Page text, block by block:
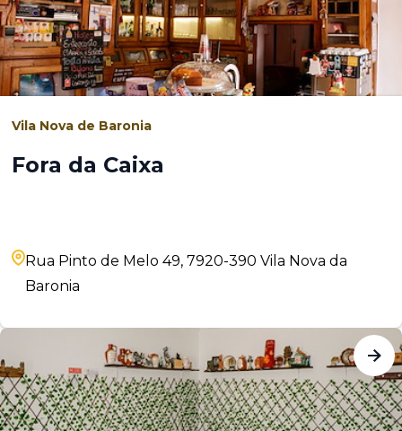
Vila Nova de Baronia
Fora da Caixa
Rua Pinto de Melo 49, 7920-390 Vila Nova da
Baronia